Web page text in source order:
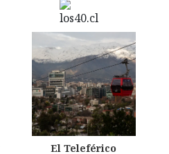
El Teleférico